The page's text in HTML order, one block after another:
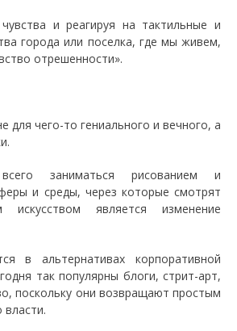
и реагируя на тактильные и
города или поселка, где мы живем,
отрешенности».
для чего-то гениального и вечного, а
заниматься рисованием и
и среды, через которые смотрят
является изменение
в альтернативах корпоративной
так популярны блоги, стрит-арт,
поскольку они возвращают простым